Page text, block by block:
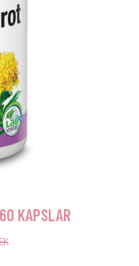
KAPSLAR